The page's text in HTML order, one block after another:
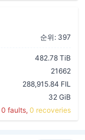
순위: 397
482.78 TiB
21662
288,915.84 FIL
32 GiB
0 faults, 0 recoveries